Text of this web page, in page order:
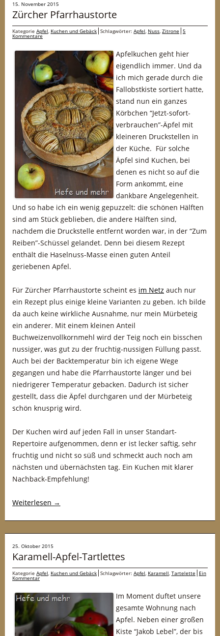
15. November 2015
Zürcher Pfarrhaustorte
Kategorie Apfel, Kuchen und Gebäck Schlagwörter: Apfel, Nuss, Zitrone 5
Kommentare
Apfelkuchen geht hier
eigendlich immer. Und da
ich mich gerade durch die
Fallobstkiste sortiert hatte,
stand nun ein ganzes
Körbchen “Jetzt-sofort-
verbrauchen”-Äpfel mit
kleineren Druckstellen in
der Küche. Für solche
Äpfel sind Kuchen, bei
denen es nicht so auf die
Form ankommt, eine
dankbare Angelegenheit.
Und so habe ich ein wenig gepuzzelt: die schönen Hälften
sind am Stück geblieben, die andere Hälften sind,
nachdem die Druckstelle entfernt worden war, in der “Zum
Reiben”-Schüssel gelandet. Denn bei diesem Rezept
enthält die Haselnuss-Masse einen guten Anteil
geriebenen Apfel.
Für Zürcher Pfarrhaustorte scheint es im Netz auch nur
ein Rezept plus einige kleine Varianten zu geben. Ich bilde
da auch keine wirkliche Ausnahme, nur mein Mürbeteig
ein anderer. Mit einem kleinen Anteil
Buchweizenvollkornmehl wird der Teig noch ein bisschen
nussiger, was gut zu der fruchtig-nussigen Füllung passt.
Auch bei der Backtemperatur bin ich eigene Wege
gegangen und habe die Pfarrhaustorte länger und bei
niedrigerer Temperatur gebacken. Dadurch ist sicher
gestellt, dass die Äpfel durchgaren und der Mürbeteig
schön knusprig wird.
Der Kuchen wird auf jeden Fall in unser Standart-
Repertoire aufgenommen, denn er ist lecker saftig, sehr
fruchtig und nicht so süß und schmeckt auch noch am
nächsten und übernächsten tag. Ein Kuchen mit klarer
Nachback-Empfehlung!
Weiterlesen →
25. Oktober 2015
Karamell-Apfel-Tartlettes
Kategorie Apfel, Kuchen und Gebäck Schlagwörter: Apfel, Karamell, Tartelette Ein
Kommentar
Im Moment duftet unsere
gesamte Wohnung nach
Apfel. Neben einer großen
Kiste “Jakob Lebel”, der bis